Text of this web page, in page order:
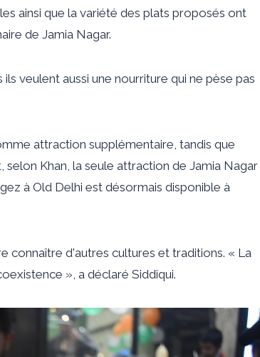
ainsi que la variété des plats proposés ont
de Jamia Nagar.
veulent aussi une nourriture qui ne pèse pas
attraction supplémentaire, tandis que
Khan, la seule attraction de Jamia Nagar
à Old Delhi est désormais disponible à
connaître d'autres cultures et traditions. « La
», a déclaré Siddiqui.